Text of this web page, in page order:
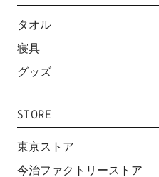
タオル
寝具
グッズ
STORE
東京ストア
今治ファクトリーストア